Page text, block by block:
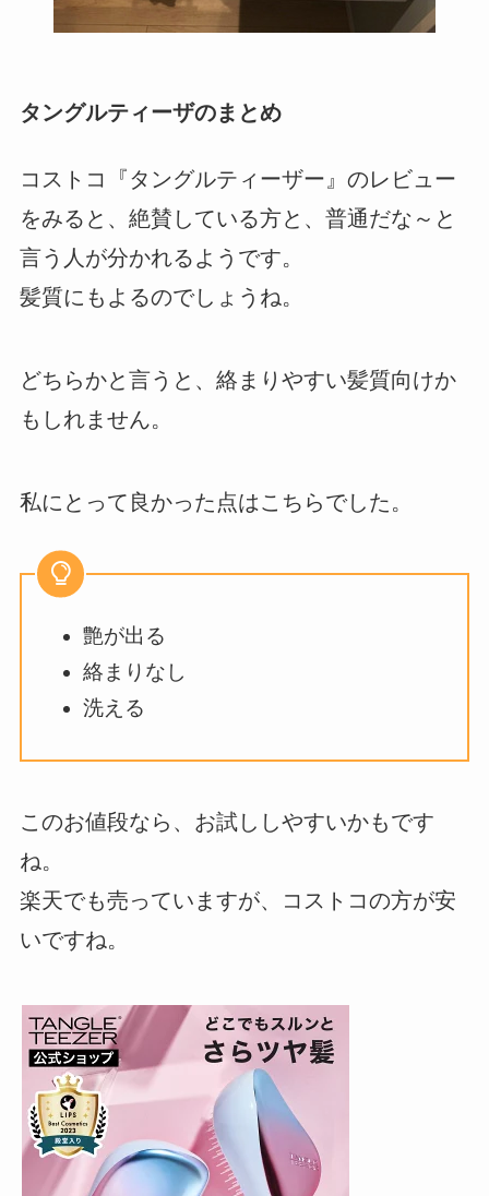
タングルティーザのまとめ
コストコ『タングルティーザー』のレビュー
をみると、絶賛している方と、普通だな～と
言う人が分かれるようです。
髪質にもよるのでしょうね。
どちらかと言うと、絡まりやすい髪質向けか
もしれません。
私にとって良かった点はこちらでした。
艶が出る
絡まりなし
洗える
このお値段なら、お試ししやすいかもです
ね。
楽天でも売っていますが、コストコの方が安
いですね。